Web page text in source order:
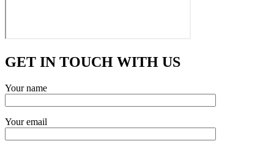
GET IN TOUCH WITH US
Your name
Your email